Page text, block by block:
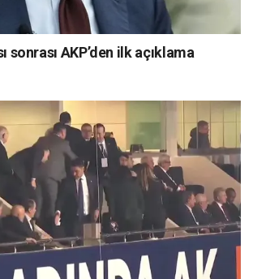
sonrası AKP’den ilk açıklama